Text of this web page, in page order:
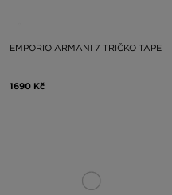
EMPORIO ARMANI 7 TRIČKO TAPE
1690 Kč